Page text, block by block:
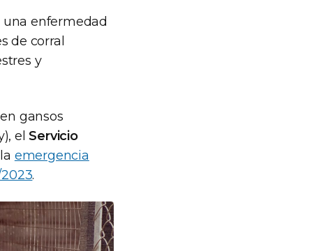
una enfermedad
de corral
y
gansos
elServicio
emergencia
.